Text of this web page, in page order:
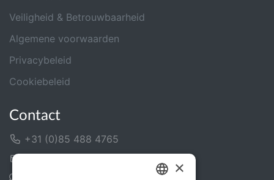
Veiligheid & Betrouwbaarheid
Algemene voorwaarden
Privacybeleid
Cookiebeleid
Contact
+31 (0)85 488 4765
×